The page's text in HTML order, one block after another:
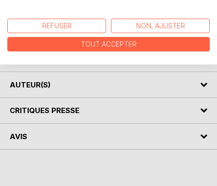
développement personnel est Universel, Intemporel,
Unique, Concret, basé sur des Actions, et orienté vers un
Résultat. Tout ceci ne peut être initié que par vous-même
et vise le plus grand des objectifs : améliorer une vie, la
AUTEUR(S)
CRITIQUES PRESSE
AVIS
REFUSER NON, AJUSTER
TOUT ACCEPTER